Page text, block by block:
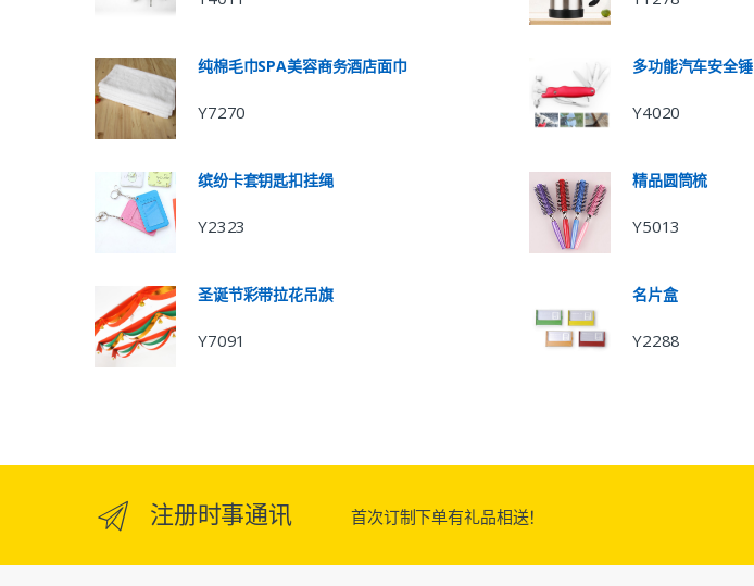
纯棉毛巾SPA美容商务酒店面巾
Y7270
缤纷卡套钥匙扣挂绳
Y2323
圣诞节彩带拉花吊旗
Y7091
多功能汽车安全锤
Y4020
精品圆筒梳
Y5013
名片盒
Y2288
注册时事通讯 首次订制下单有礼品相送！